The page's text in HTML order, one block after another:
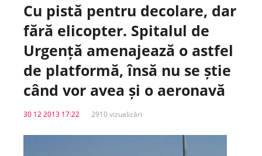
E-Sănătate Medici
E-Sănătate Instituții
Tuberculoza Info
Centrul PAS
Cu pistă pentru decolare, dar
fără elicopter. Spitalul de
Urgență amenajează o astfel
de platformă, însă nu se știe
când vor avea și o aeronavă
30 12 2013 17:22 2910 vizualizări